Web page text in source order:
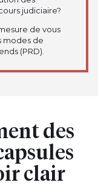
judiciaire?
de vous
modes de
(PRD).
des
clair